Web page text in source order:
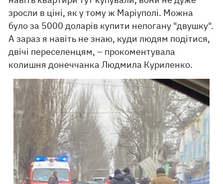
зросли в ціні, як у тому ж Маріуполі. Можна
було за 5000 доларів купити непогану "двушку".
А зараз я навіть не знаю, куди людям подітися,
двічі переселенцям, – прокоментувала
колишня донеччанка Людмила Куриленко.